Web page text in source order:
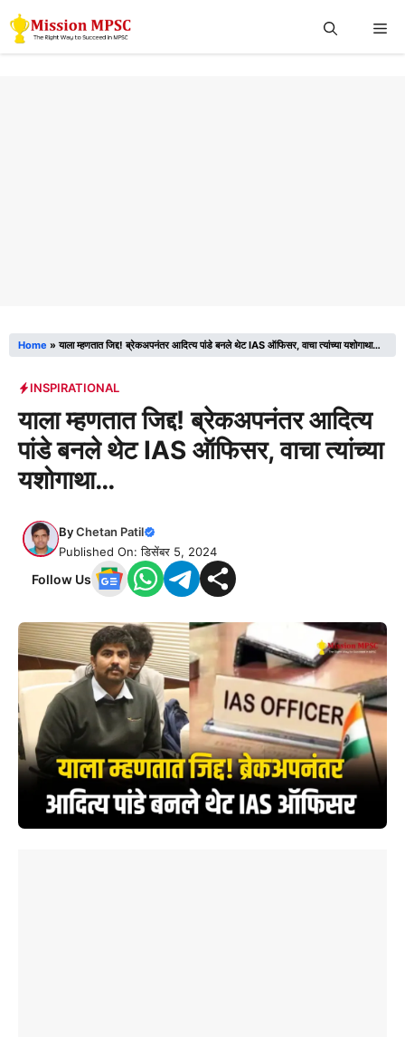
Skip
to
Home »याला म्हणतात जिद्द! ब्रेकअपनंतर आदित्य पांडे बनले थेट IAS ऑफिसर, वाचा त्यांच्या यशोगाथा…
INSPIRATIONAL
याला म्हणतात जिद्द! ब्रेकअपनंतर आदित्य
पांडे बनले थेट IAS ऑफिसर, वाचा त्यांच्या
यशोगाथा…
ByChetan Patil
Published On: डिसेंबर 5, 2024
Follow Us